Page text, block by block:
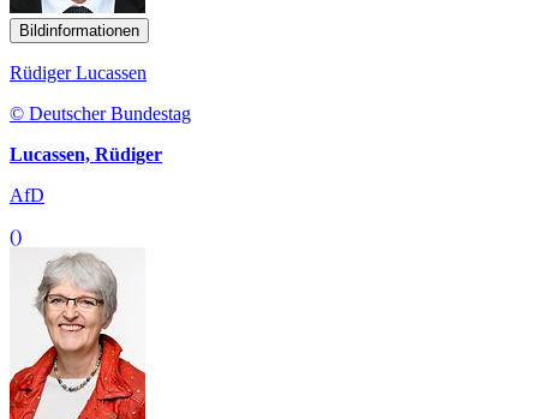
Bildinformationen
Rüdiger Lucassen
© Deutscher Bundestag
Lucassen, Rüdiger
AfD
()